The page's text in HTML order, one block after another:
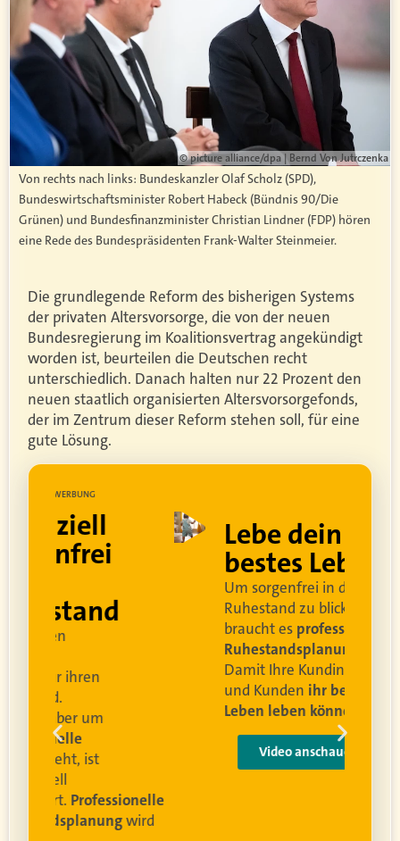
© picture alliance/dpa | Bernd Von Jutrczenka
Von rechts nach links: Bundeskanzler Olaf Scholz (SPD),
Bundeswirtschaftsminister Robert Habeck (Bündnis 90/Die
Grünen) und Bundesfinanzminister Christian Lindner (FDP) hören
eine Rede des Bundespräsidenten Frank-Walter Steinmeier.
Die grundlegende Reform des bisherigen Systems
der privaten Altersvorsorge, die von der neuen
Bundesregierung im Koalitionsvertrag angekündigt
worden ist, beurteilen die Deutschen recht
unterschiedlich. Danach halten nur 22 Prozent den
neuen staatlich organisierten Altersvorsorgefonds,
der im Zentrum dieser Reform stehen soll, für eine
gute Lösung.
wird
Lebe dein
bestes Leben
Um sorgenfrei in den
Ruhestand zu blicken,
professionelle
Ruhestandsplanung.
Damit Ihre Kundinnen
ihr bestes
Leben leben können.
Video anschauen